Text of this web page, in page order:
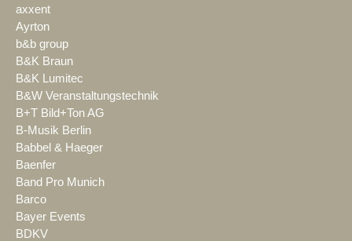
axxent
Ayrton
b&b group
B&K Braun
B&K Lumitec
B&W Veranstaltungstechnik
B+T Bild+Ton AG
B-Musik Berlin
Babbel & Haeger
Baenfer
Band Pro Munich
Barco
Bayer Events
BDKV